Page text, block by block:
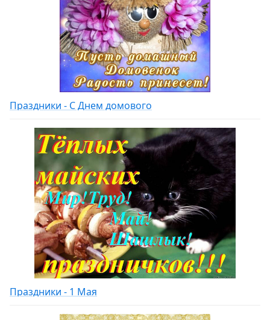
Праздники - С Днем домового
Праздники - 1 Мая